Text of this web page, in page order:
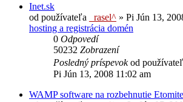
Inet.sk
od používateľa
_rasel^ » Pi Jún 13,
hosting a registrácia domén
0 Odpovedí
50232 Zobrazení
Posledný príspevokod
Pi Jún 13, 2008 11:02 am
WAMP software na rozbehnutie